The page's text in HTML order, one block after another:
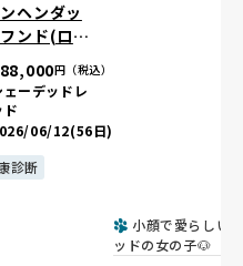
ヘンダッ
ンド(ロン
円（税込）
ェーデッドレ
ド
06/12(56日)
診断
小顔で愛らしいレ
ッドの女の子🐶